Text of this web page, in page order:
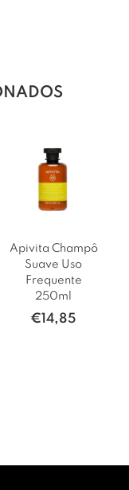
Apivita Champô
Suave Uso
Frequente
250ml
€14,85